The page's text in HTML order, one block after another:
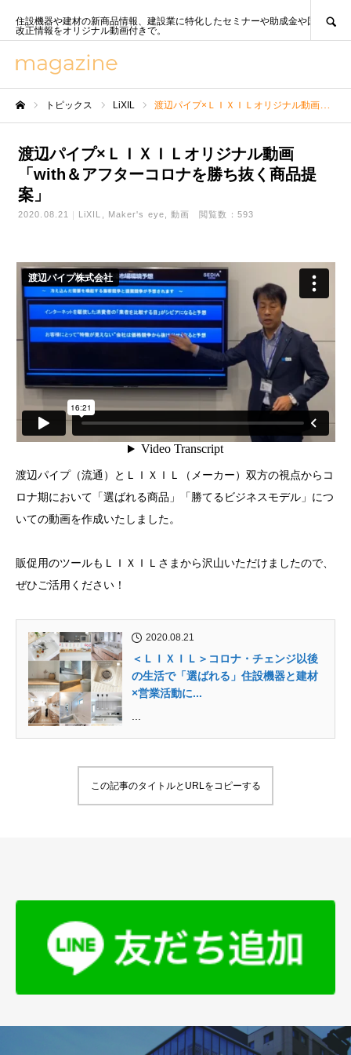
住設機器や建材の新商品情報、建設業に特化したセミナーや助成金や国策、法
改正情報をオリジナル動画付きで。
トピックス LiXIL 渡辺パイプ×ＬＩＸＩＬオリジナル動画「with＆アフターコロナを勝ち抜く商品提案」
渡辺パイプ×ＬＩＸＩＬオリジナル動画
「with＆アフターコロナを勝ち抜く商品提
案」
2020.08.21 LiXIL Maker's eye 動画 閲覧数：593
渡辺パイプ（流通）とＬＩＸＩＬ（メーカー）双方の視点からコ
ロナ期において「選ばれる商品」「勝てるビジネスモデル」につ
いての動画を作成いたしました。
販促用のツールもＬＩＸＩＬさまから沢山いただけましたので、
ぜひご活用ください！
2020.08.21
＜ＬＩＸＩＬ＞コロナ・チェンジ以後
の生活で「選ばれる」住設機器と建材
×営業活動に...
この記事のタイトルとURLをコピーする